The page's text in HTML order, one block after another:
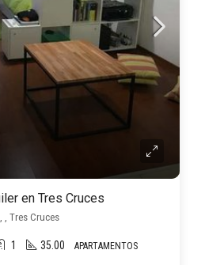
en Tres Cruces
, Tres Cruces
1 35.00 APARTAMENTOS